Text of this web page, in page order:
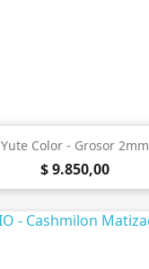
Yute Color - Grosor 2mm
$ 9.850,00